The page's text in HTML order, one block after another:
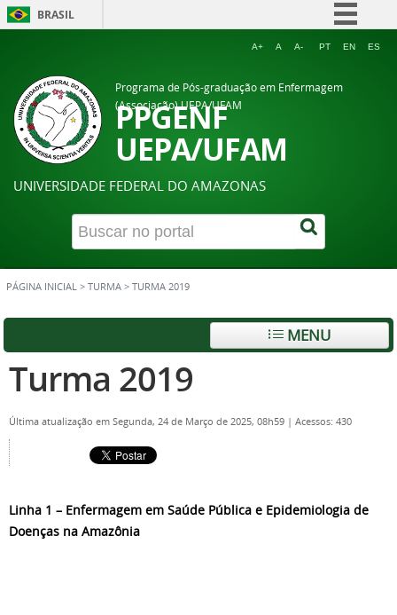
BRASIL
Simplifique!
Legislação
Canais
A+ A A- PT EN ES
Programa de Pós-graduação em Enfermagem
(Associação) UEPA/UFAM
PPGENF
UEPA/UFAM
UNIVERSIDADE FEDERAL DO AMAZONAS
PÁGINA INICIAL > TURMA > TURMA 2019
MENU
Turma 2019
Última atualização em Segunda, 24 de Março de 2025, 08h59 | Acessos: 430
Linha 1 – Enfermagem em Saúde Pública e Epidemiologia de
Doenças na Amazônia